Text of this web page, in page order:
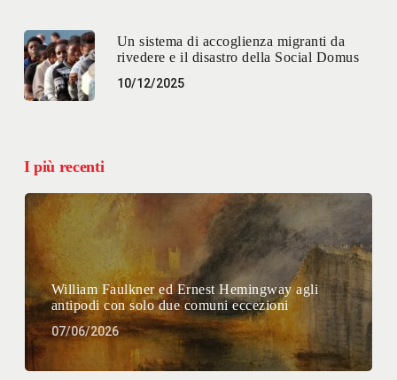
Un sistema di accoglienza migranti da
rivedere e il disastro della Social Domus
10/12/2025
I più recenti
William Faulkner ed Ernest Hemingway agli
antipodi con solo due comuni eccezioni
07/06/2026